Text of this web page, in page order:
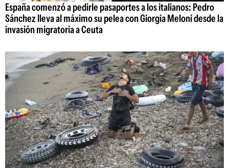
España comenzó a pedirle pasaportes a los italianos: Pedro
Sánchez lleva al máximo su pelea con Giorgia Meloni desde la
invasión migratoria a Ceuta